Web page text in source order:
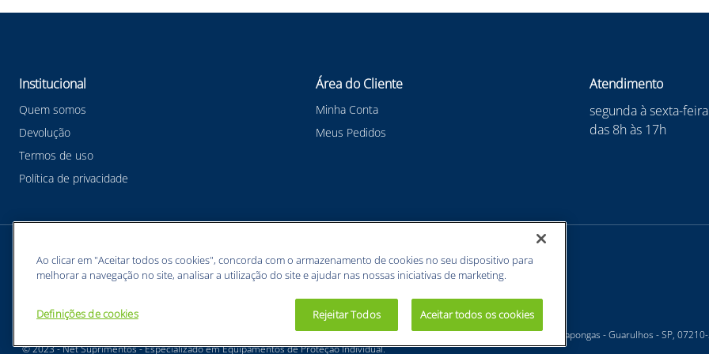
Institucional
Quem somos
Devolução
Termos de uso
Política de privacidade
Área do Cliente
Minha Conta
Meus Pedidos
Atendimento
segunda à sexta-feira
das 8h às 17h
Meios de pagamentos
BUNZL EQUIPAMENTOS PARA PROTEÇÃO INDIVIDUAL. - CNPJ: 43.854.777/0001-26 - Estrada Velha Guarulhos, 5135 - Jardim Arapongas - Guarulhos - SP,
© 2023 - Net Suprimentos - Especializado em Equipamentos de Proteção Individual.
Ao clicar em "Aceitar todos os cookies", concorda com o armazenamento de cookies no seu dispositivo para
melhorar a navegação no site, analisar a utilização do site e ajudar nas nossas iniciativas de marketing.
Definições de cookies Rejeitar Todos Aceitar todos os cookies